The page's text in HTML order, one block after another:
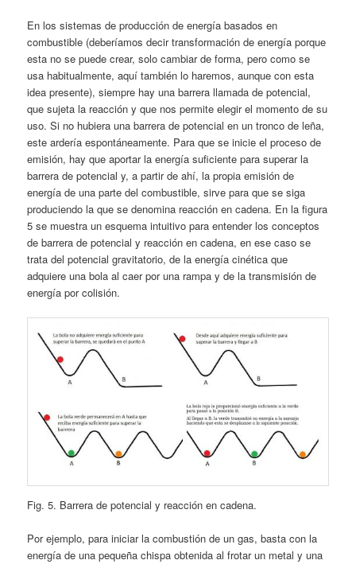
En los sistemas de producción de energía basados en
combustible (deberíamos decir transformación de energía porque
esta no se puede crear, solo cambiar de forma, pero como se
usa habitualmente, aquí también lo haremos, aunque con esta
idea presente), siempre hay una barrera llamada de potencial,
que sujeta la reacción y que nos permite elegir el momento de su
uso. Si no hubiera una barrera de potencial en un tronco de leña,
este ardería espontáneamente. Para que se inicie el proceso de
emisión, hay que aportar la energía suficiente para superar la
barrera de potencial y, a partir de ahí, la propia emisión de
energía de una parte del combustible, sirve para que se siga
produciendo la que se denomina reacción en cadena. En la figura
5 se muestra un esquema intuitivo para entender los conceptos
de barrera de potencial y reacción en cadena, en ese caso se
trata del potencial gravitatorio, de la energía cinética que
adquiere una bola al caer por una rampa y de la transmisión de
energía por colisión.
Fig. 5. Barrera de potencial y reacción en cadena.
Por ejemplo, para iniciar la combustión de un gas, basta con la
energía de una pequeña chispa obtenida al frotar un metal y una